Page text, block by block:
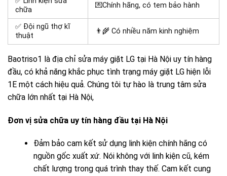
chữa
💌Chính hãng, có tem bảo hành
✅ Đội ngũ thợ kĩ
thuật
👨‍🌾 Có nhiều năm kinh nghiệm
Baotriso1 là địa chỉ sửa máy giặt LG tại Hà Nội uy tín hàng
đầu, có khả năng khắc phục tình trạng máy giặt LG hiện lỗi
1E một cách hiệu quả. Chúng tôi tự hào là trung tâm sửa
chữa lớn nhất tại Hà Nội,
Đơn vị sửa chữa uy tín hàng đầu tại Hà Nội
Đảm bảo cam kết sử dụng linh kiện chính hãng có
nguồn gốc xuất xứ. Nói không với linh kiện cũ, kém
chất lượng trong quá trình thay thế. Cam kết cung